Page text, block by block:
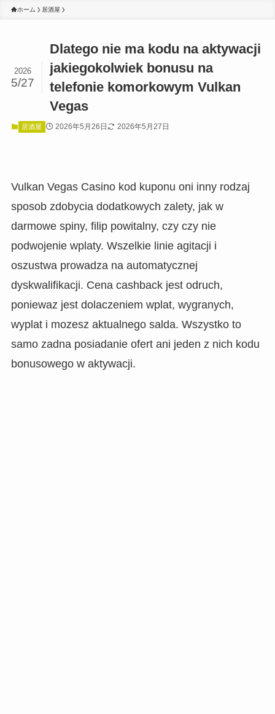
ホーム 居酒屋
Dlatego nie ma kodu na aktywacji
jakiegokolwiek bonusu na
telefonie komorkowym Vulkan
Vegas
2026
5/27
居酒屋 2026年5月26日 2026年5月27日
Vulkan Vegas Casino kod kuponu oni inny rodzaj
sposob zdobycia dodatkowych zalety, jak w
darmowe spiny, filip powitalny, czy czy nie
podwojenie wplaty. Wszelkie linie agitacji i
oszustwa prowadza na automatycznej
dyskwalifikacji. Cena cashback jest odruch,
poniewaz jest dolaczeniem wplat, wygranych,
wyplat i mozesz aktualnego salda. Wszystko to
samo zadna posiadanie ofert ani jeden z nich kodu
bonusowego w aktywacji.